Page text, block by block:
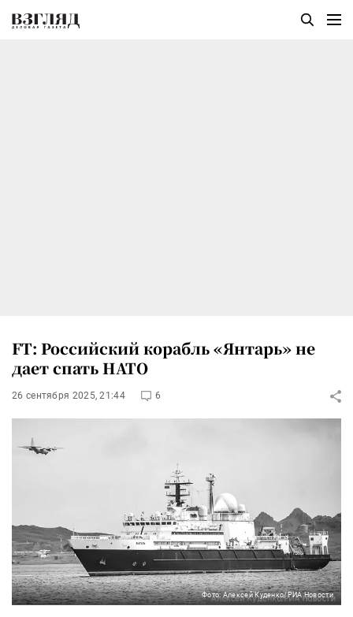
FT: Российский корабль «Янтарь» не
дает спать НАТО
26 сентября 2025, 21:44 6
Фото: Алексей Куденко/РИА Новости